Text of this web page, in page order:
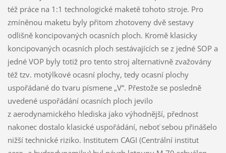
též práce na 1:1 technologické maketě tohoto stroje. Pro
zmíněnou maketu byly přitom zhotoveny dvě sestavy
odlišně koncipovaných ocasních ploch. Kromě klasicky
koncipovaných ocasních ploch sestávajících se z jedné SOP a
jedné VOP byly totiž pro tento stroj alternativně zvažovány
též tzv. motýlkové ocasní plochy, tedy ocasní plochy
uspořádané do tvaru písmene „V“. Přestože se posledně
uvedené uspořádání ocasních ploch jevilo
z aerodynamického hlediska jako výhodnější, přednost
nakonec dostalo klasické uspořádání, neboť sebou přinášelo
nižší technické riziko. Institutem CAGI (Centrální institut